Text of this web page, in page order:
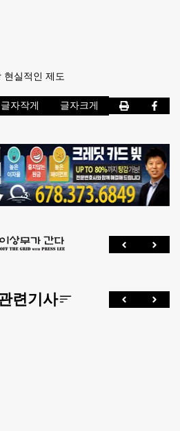
실적인 제도
글자작게 글자크게
련기사